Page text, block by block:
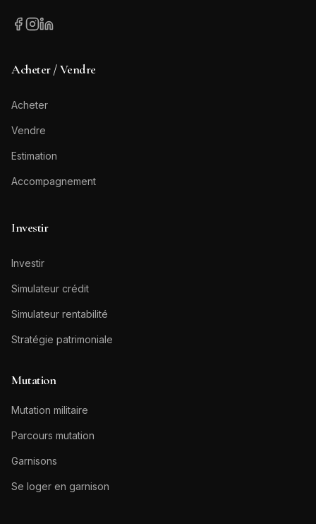
Acheter / Vendre
Acheter
Vendre
Estimation
Accompagnement
Investir
Investir
Simulateur crédit
Simulateur rentabilité
Stratégie patrimoniale
Mutation
Mutation militaire
Parcours mutation
Garnisons
Se loger en garnison